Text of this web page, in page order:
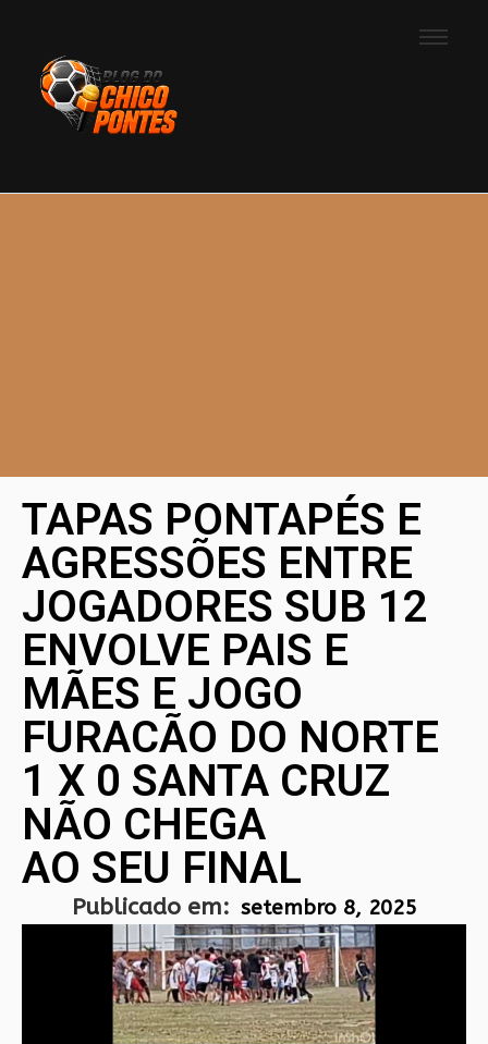
TAPAS PONTAPÉS E
AGRESSÕES ENTRE
JOGADORES SUB 12
ENVOLVE PAIS E
MÃES E JOGO
FURACÃO DO NORTE
1 X 0 SANTA CRUZ
NÃO CHEGA
AO SEU FINAL
Publicado em: setembro 8, 2025